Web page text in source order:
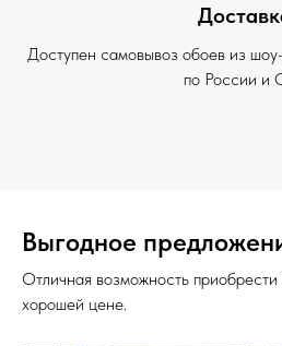
Доступен самовывоз обоев из
по России и
Выгодное
Отличная возможность
хорошей цене.